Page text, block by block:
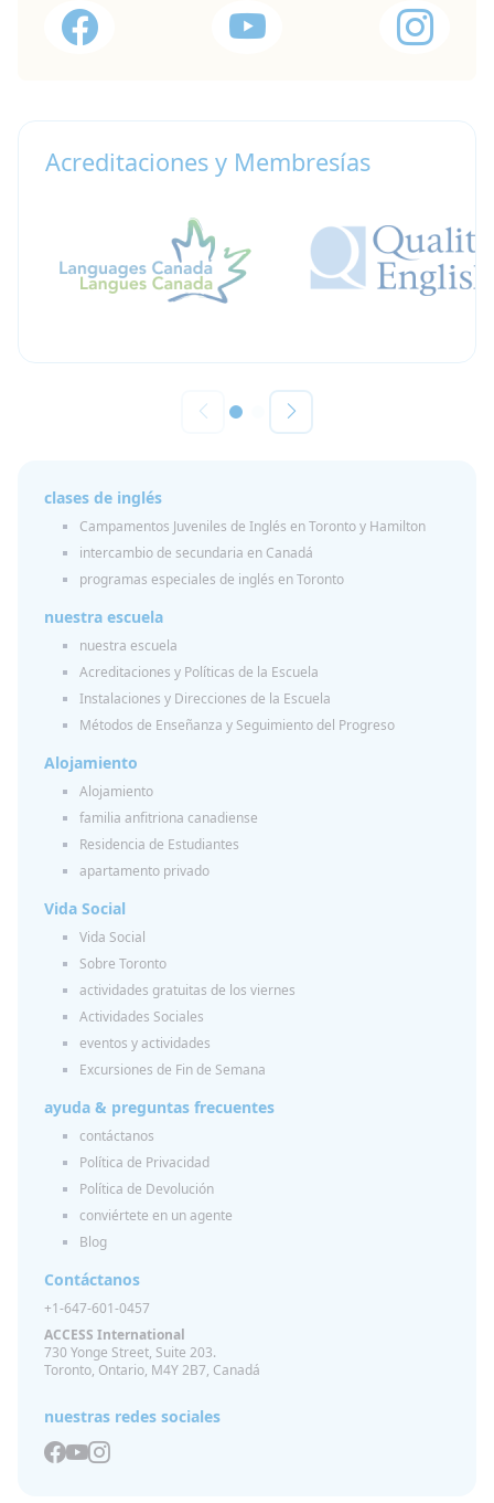
Acreditaciones y Membresías
clases de inglés
Campamentos Juveniles de Inglés en Toronto y Hamilton
intercambio de secundaria en Canadá
programas especiales de inglés en Toronto
nuestra escuela
nuestra escuela
Acreditaciones y Políticas de la Escuela
Instalaciones y Direcciones de la Escuela
Métodos de Enseñanza y Seguimiento del Progreso
Alojamiento
Alojamiento
familia anfitriona canadiense
Residencia de Estudiantes
apartamento privado
Vida Social
Vida Social
Sobre Toronto
actividades gratuitas de los viernes
Actividades Sociales
eventos y actividades
Excursiones de Fin de Semana
ayuda & preguntas frecuentes
contáctanos
Política de Privacidad
Política de Devolución
conviértete en un agente
Blog
Contáctanos
+1-647-601-0457
ACCESS International
730 Yonge Street, Suite 203.
Toronto, Ontario, M4Y 2B7, Canadá
nuestras redes sociales